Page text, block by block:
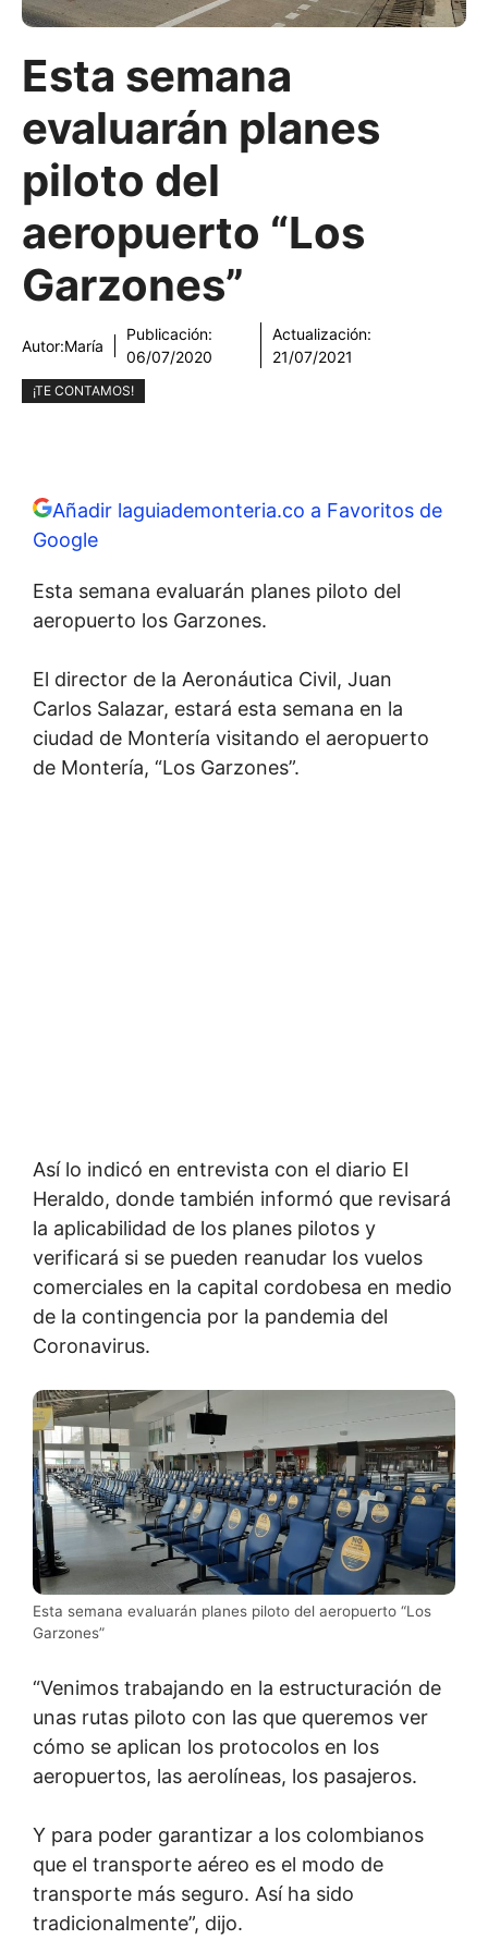
Esta semana
evaluarán planes
piloto del
aeropuerto “Los
Garzones”
Autor:María
Publicación:
06/07/2020
Actualización:
21/07/2021
¡TE CONTAMOS!
Añadir laguiademonteria.co a Favoritos de
Google
Esta semana evaluarán planes piloto del
aeropuerto los Garzones.
El director de la Aeronáutica Civil, Juan
Carlos Salazar, estará esta semana en la
ciudad de Montería visitando el aeropuerto
de Montería, “Los Garzones”.
Así lo indicó en entrevista con el diario El
Heraldo, donde también informó que revisará
la aplicabilidad de los planes pilotos y
verificará si se pueden reanudar los vuelos
comerciales en la capital cordobesa en medio
de la contingencia por la pandemia del
Coronavirus.
Esta semana evaluarán planes piloto del aeropuerto “Los
Garzones”
“Venimos trabajando en la estructuración de
unas rutas piloto con las que queremos ver
cómo se aplican los protocolos en los
aeropuertos, las aerolíneas, los pasajeros.
Y para poder garantizar a los colombianos
que el transporte aéreo es el modo de
transporte más seguro. Así ha sido
tradicionalmente”, dijo.